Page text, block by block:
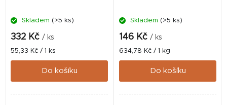
Skladem (>5 ks)
332 Kč / ks
Měrná
cena:
55,33 Kč / 1 ks
Do košíku
Skladem (>5 ks)
146 Kč / ks
Měrná
cena:
634,78 Kč / 1 kg
Do košíku